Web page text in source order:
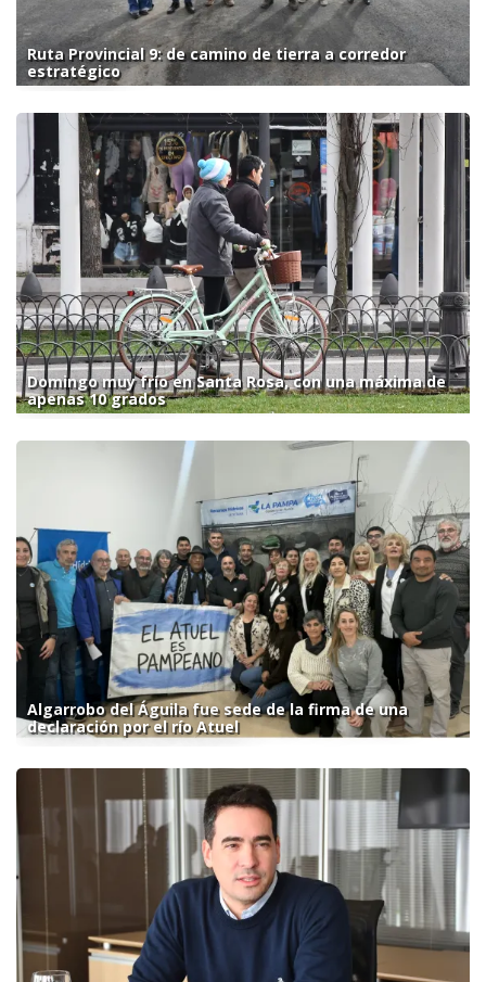
Ruta Provincial 9: de camino de tierra a corredor
estratégico
Domingo muy frío en Santa Rosa, con una máxima de
apenas 10 grados
Algarrobo del Águila fue sede de la firma de una
declaración por el río Atuel